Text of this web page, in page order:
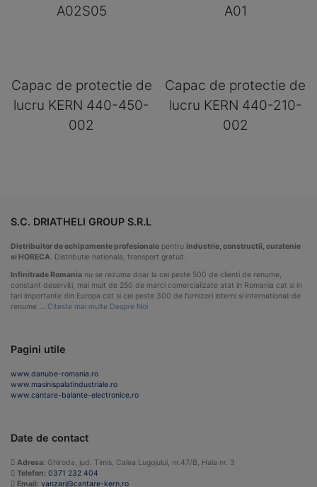
A02S05
A01
Capac de protectie de
lucru KERN 440-450-
002
Capac de protectie de
lucru KERN 440-210-
002
S.C. DRIATHELI GROUP S.R.L
Distribuitor de echipamente profesionale pentru industrie, constructii, curatenie
si HORECA. Distributie nationala, transport gratuit.
Infinitrade Romania nu se rezuma doar la cei peste 500 de clienti de renume,
constant deserviti, mai mult de 250 de marci comercializate atat in Romania cat si in
tari importante din Europa cat si cei peste 300 de furnizori interni si internationali de
renume … Citeste mai multe Despre Noi
Pagini utile
www.danube-romania.ro
www.masinispalatindustriale.ro
www.cantare-balante-electronice.ro
Date de contact
Adresa: Ghiroda, jud. Timis, Calea Lugojului, nr.47/B, Hala nr. 3
Telefon: 0371 232 404
Email: vanzari@cantare-kern.ro